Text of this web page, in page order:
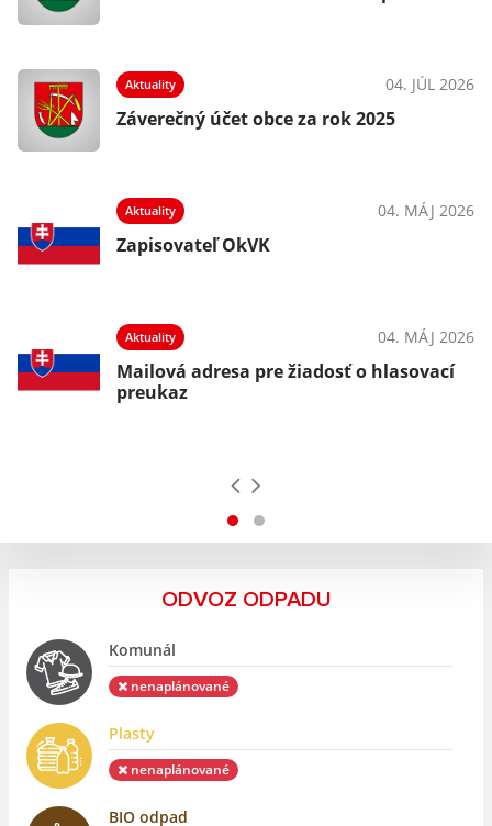
Aktuality 04. JÚL 2026
Záverečný účet obce za rok 2025
Aktuality 04. MÁJ 2026
Zapisovateľ OkVK
Aktuality 04. MÁJ 2026
Mailová adresa pre žiadosť o hlasovací
preukaz
ODVOZ ODPADU
Komunál
nenaplánované
Plasty
nenaplánované
BIO odpad